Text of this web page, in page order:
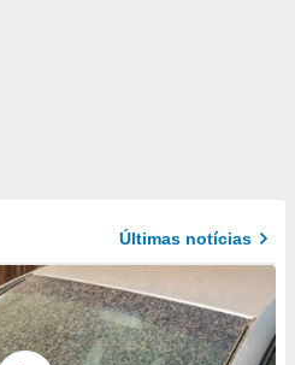
Últimas notícias